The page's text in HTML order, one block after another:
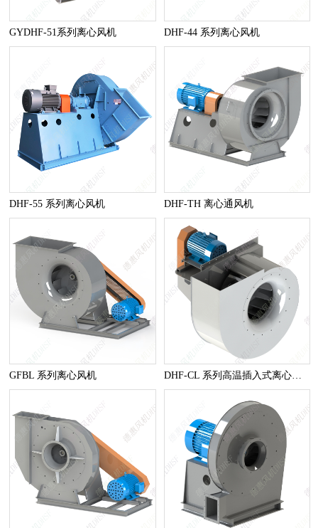
GYDHF-51系列离心风机 DHF-44 系列离心风机
DHF-55 系列离心风机 DHF-TH 离心通风机
GFBL 系列离心风机 DHF-CL 系列高温插入式离心风机